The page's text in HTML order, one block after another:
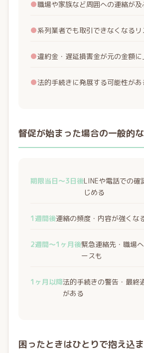
●職場や家族など周囲への連絡が
●系列業者でも取引できなくなるリ
●違約金・遅延損害金が元の金額
●法的手続きに発展する可能性があ
督促が始まった場合の一般的
期限当日〜3日後LINEや電話での確
じめる
1週間後連絡の頻度・内容が強くな
2週間〜1ヶ月後緊急連絡先・職場
ースも
1ヶ月以降法的手続きの警告・最終
がある
困ったときはひとりで抱え込